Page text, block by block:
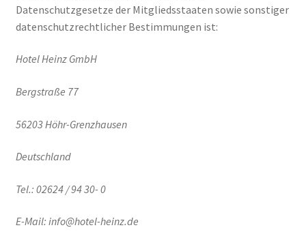
Datenschutzgesetze der Mitgliedsstaaten sowie sonstiger
datenschutzrechtlicher Bestimmungen ist:
Hotel Heinz GmbH
Bergstraße 77
56203 Höhr-Grenzhausen
Deutschland
Tel.: 02624 / 94 30- 0
E-Mail: info@hotel-heinz.de